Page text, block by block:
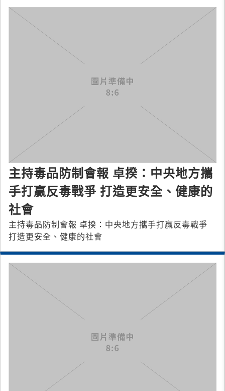
主持毒品防制會報 卓揆：中央地方攜
手打贏反毒戰爭 打造更安全、健康的
社會
主持毒品防制會報 卓揆：中央地方攜手打贏反毒戰爭
打造更安全、健康的社會